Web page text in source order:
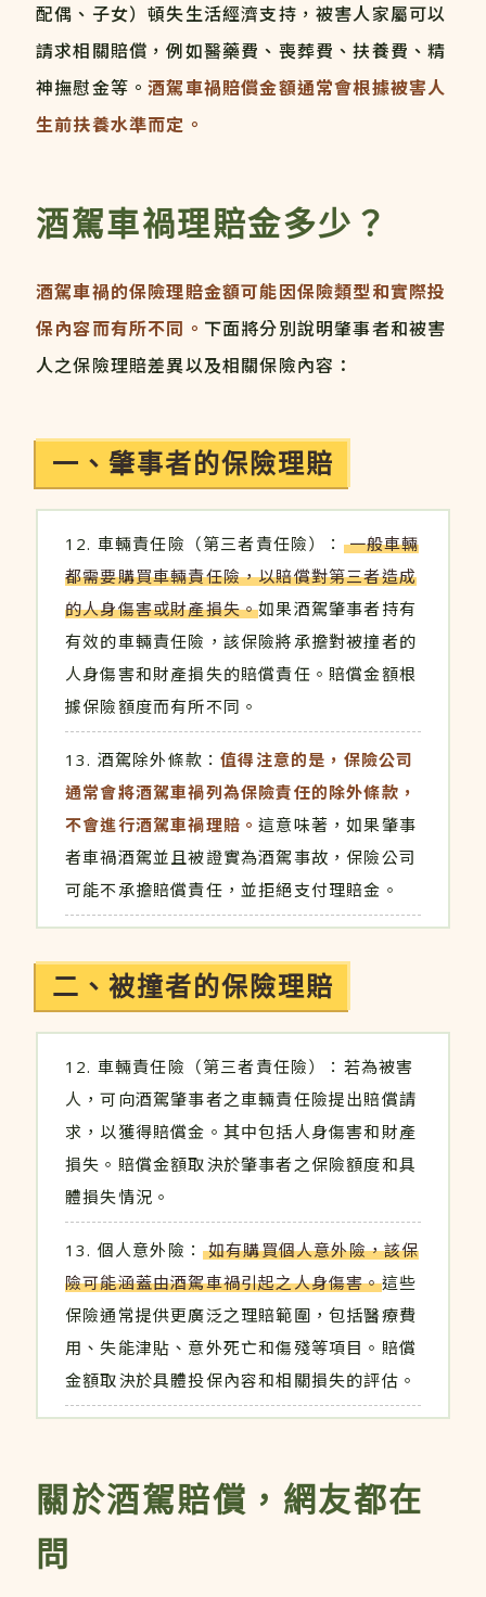
配偶、子女）頓失生活經濟支持，被害人家屬可以
請求相關賠償，例如醫藥費、喪葬費、扶養費、精
神撫慰金等。酒駕車禍賠償金額通常會根據被害人
生前扶養水準而定。
酒駕車禍理賠金多少？
酒駕車禍的保險理賠金額可能因保險類型和實際投
保內容而有所不同。 下面將分別說明肇事者和被害
人之保險理賠差異以及相關保險內容：
一、肇事者的保險理賠
車輛責任險（第三者責任險）：
一般車輛
都需要購買車輛責任險，以賠償對第三者造成
的人身傷害或財產損失。如果酒駕肇事者持有
有效的車輛責任險，該保險將承擔對被撞者的
人身傷害和財產損失的賠償責任。賠償金額根
據保險額度而有所不同。
酒駕除外條款：值得注意的是，保險公司
通常會將酒駕車禍列為保險責任的除外條款，
不會進行酒駕車禍理賠。這意味著，如果肇事
者車禍酒駕並且被證實為酒駕事故，保險公司
可能不承擔賠償責任，並拒絕支付理賠金。
二、被撞者的保險理賠
車輛責任險（第三者責任險）：若為被害
人，可向酒駕肇事者之車輛責任險提出賠償請
求，以獲得賠償金。其中包括人身傷害和財產
損失。賠償金額取決於肇事者之保險額度和具
體損失情況。
個人意外險： 如有購買個人意外險，該保
險可能涵蓋由酒駕車禍引起之人身傷害。這些
保險通常提供更廣泛之理賠範圍，包括醫療費
用、失能津貼、意外死亡和傷殘等項目。賠償
金額取決於具體投保內容和相關損失的評估。
關於酒駕賠償，網友都在
問